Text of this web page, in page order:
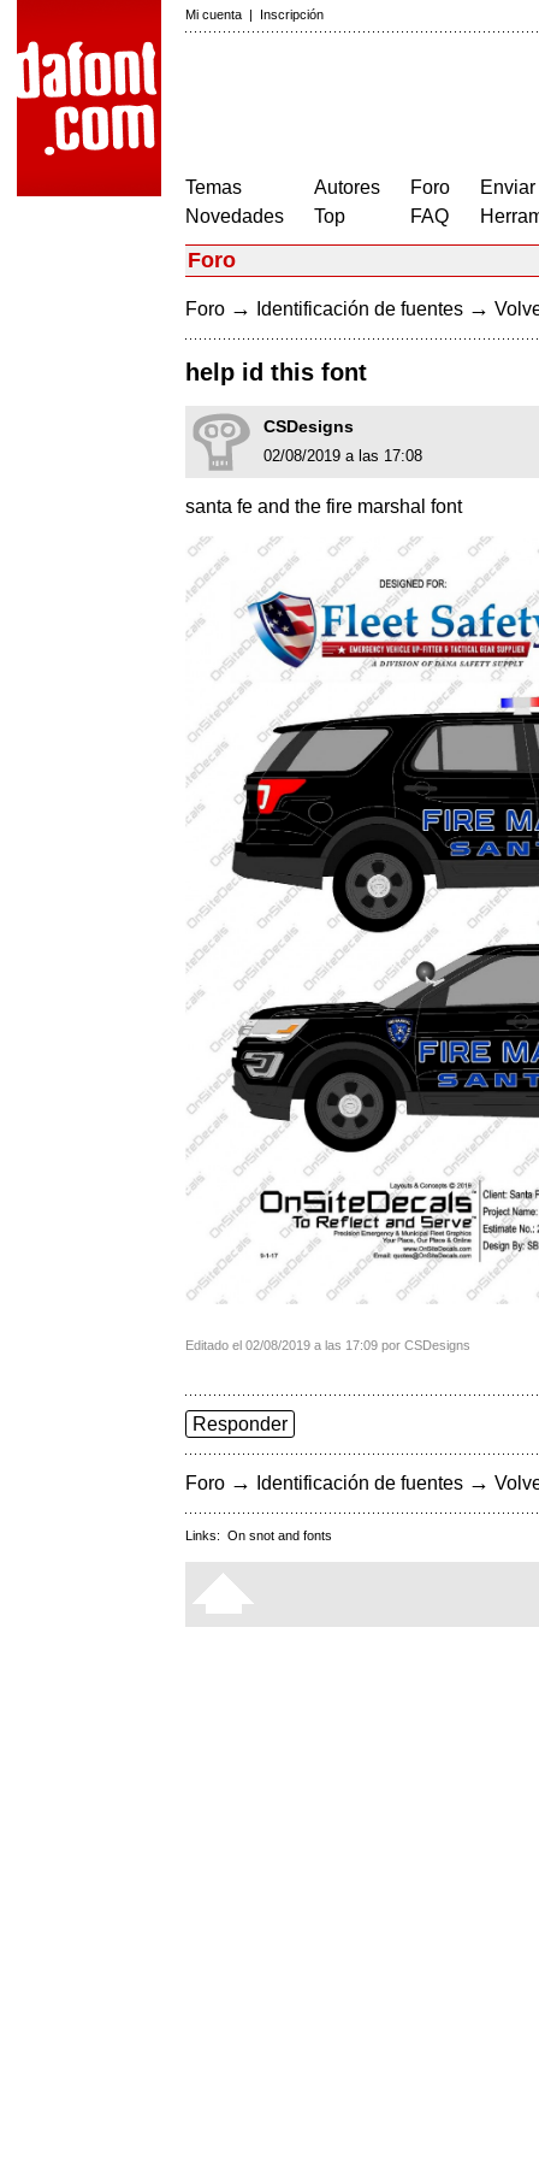
Mi cuenta | Inscripción
Temas
Novedades
Autores
Top
Foro
FAQ
Foro
Foro → Identificación de fuentes →
help id this font
CSDesigns
02/08/2019 a las 17:08
santa fe and the fire marshal font
Editado el 02/08/2019 a las 17:09 por CSDesigns
Responder
Foro → Identificación de fuentes →
Links: On snot and fonts